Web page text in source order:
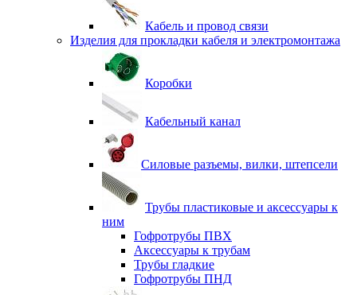
Кабель и провод связи
Изделия для прокладки кабеля и электромонтажа
Коробки
Кабельный канал
Силовые разъемы, вилки, штепсели
Трубы пластиковые и аксессуары к
ним
Гофротрубы ПВХ
Аксессуары к трубам
Трубы гладкие
Гофротрубы ПНД